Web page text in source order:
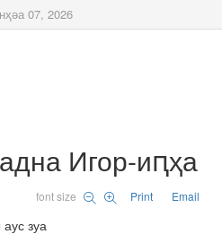
07, 2026
Игор-иԥҳа
font size Print Email
зуа